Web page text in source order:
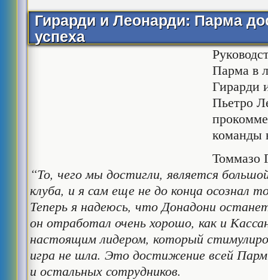
Гирарди и Леонарди: Парма
успеха
Парма в
Гирарди
Пьетро
команды
Томмазо
“То, чего мы достигли, является
клуба, и я сам еще не до конца осознал
Теперь я надеюсь, что Донадони
он отработал очень хорошо, как и
настоящим лидером, который
игра не шла. Это достижение всей
и остальных сотрудников.